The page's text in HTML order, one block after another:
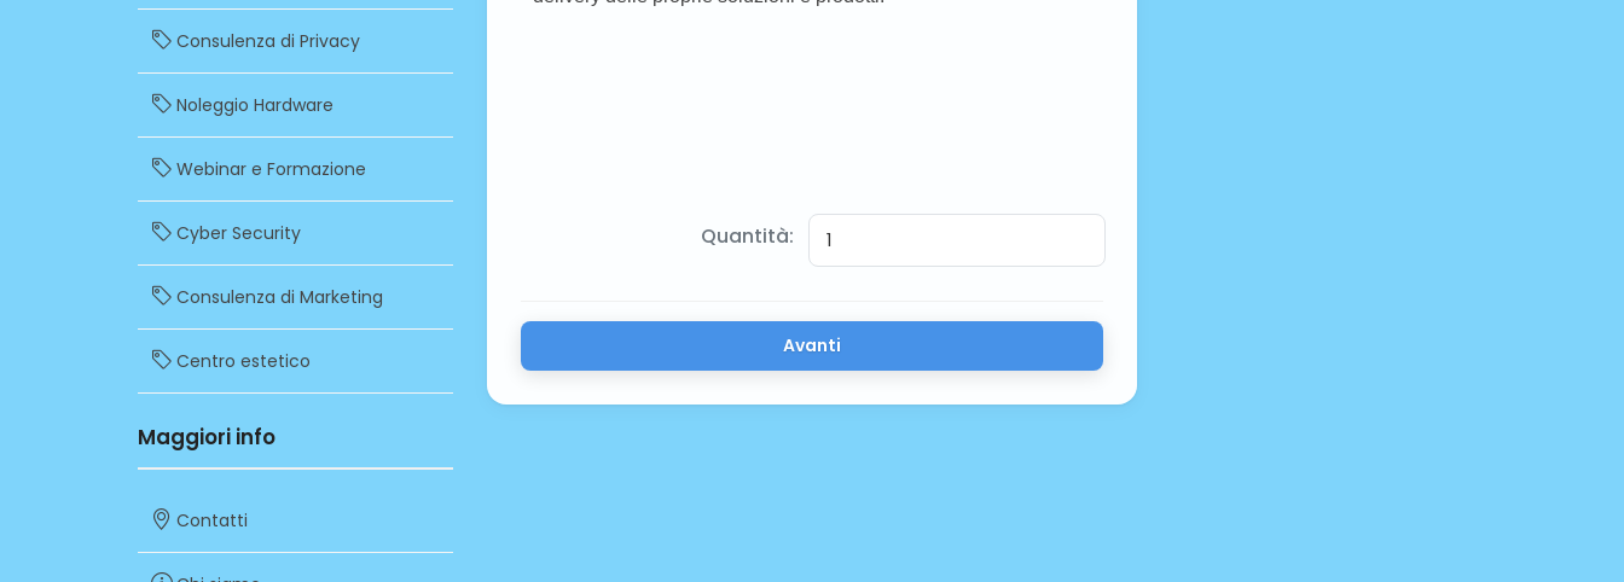
Consulenza di Privacy
Noleggio Hardware
Webinar e Formazione
Cyber Security
Consulenza di Marketing
Centro estetico
Maggiori info
Contatti
Quantità:
Avanti